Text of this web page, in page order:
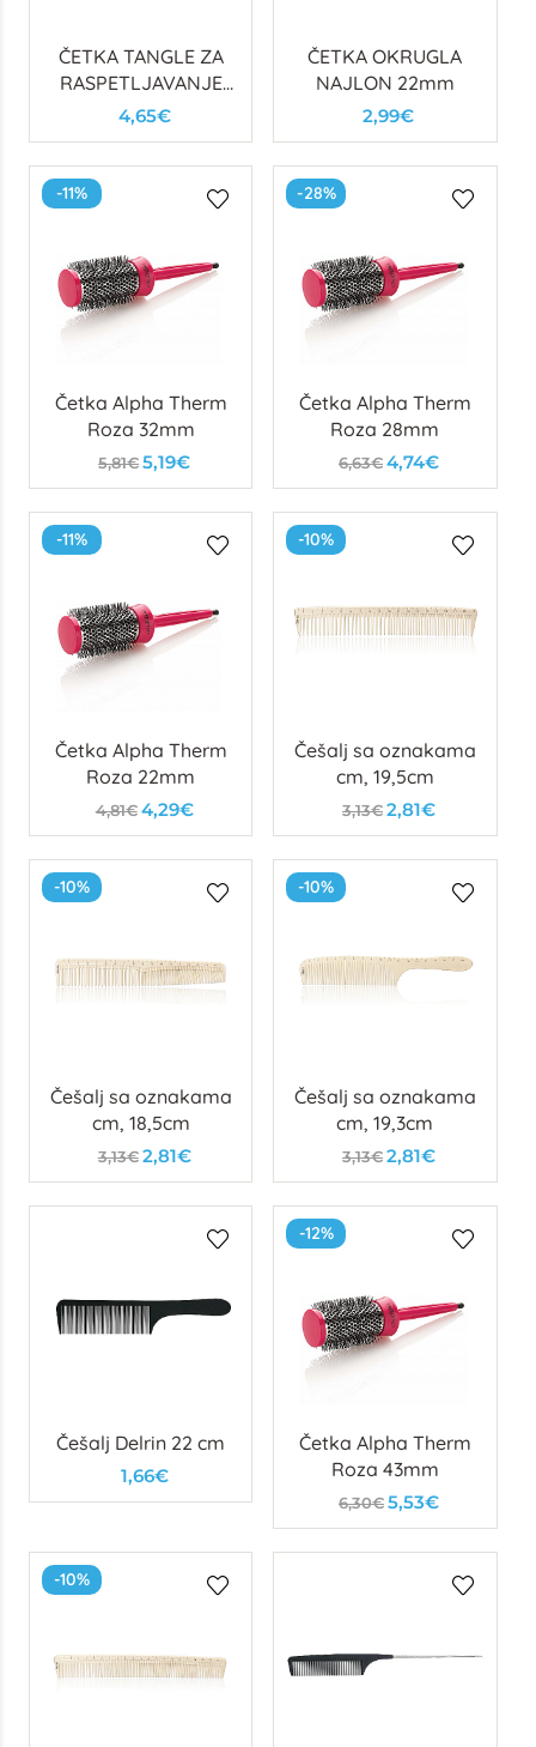
ČETKA TANGLE ZA
RASPETLJAVANJE
KOSE - LJUBIČASTA
4,65€
ČETKA OKRUGLA
NAJLON 22mm
2,99€
-11%
Četka Alpha Therm
Roza 32mm
5,81€5,19€
-28%
Četka Alpha Therm
Roza 28mm
6,63€4,74€
-11%
Četka Alpha Therm
Roza 22mm
4,81€ 4,29€
-10%
Češalj sa oznakama
cm, 19,5cm
3,13€2,81€
-10%
Češalj sa oznakama
cm, 18,5cm
3,13€ 2,81€
-10%
Češalj sa oznakama
cm, 19,3cm
3,13€2,81€
Češalj Delrin 22 cm
1,66€
-12%
Četka Alpha Therm
Roza 43mm
6,30€5,53€
-10%